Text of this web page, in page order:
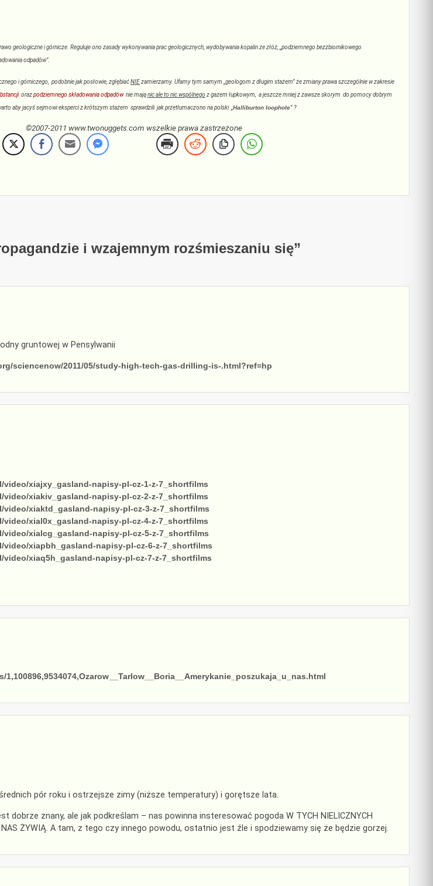
geologiczne i górnicze. Reguluje ono zasady wykonywania prac geologicznych, wydobywania kopalin ze złóż, „podziemnego bezzbiornikowego
odpadów”.
i górniczego, podobnie jak posłowie, zgłębiaćNIEzamierzamy. Ufamy tym samym „geologom z długim stażem” że zmiany prawa szczególnie w zakresie
orazpodziemnego składowania odpadównie mająnic ale to nic wspólnego z gazem łupkowym, a jeszcze mniej z zawsze skorym do pomocy dobrym
aby jacyś sejmowi eksperci z krótszym stażem sprawdzili jak przetłumaczono na polski „ Halliburton loophole” ?
©2007-2011 www.twonuggets.com wszelkie prawa zastrzeżone
i wzajemnym rozśmieszaniu się”
gruntowej w Pensylwanii
sciencenow/2011/05/study-high-tech-gas-drilling-is-.html?ref=hp
xiajxy_gasland-napisy-pl-cz-1-z-7_shortfilms
xiakiv_gasland-napisy-pl-cz-2-z-7_shortfilms
xiaktd_gasland-napisy-pl-cz-3-z-7_shortfilms
xial0x_gasland-napisy-pl-cz-4-z-7_shortfilms
xialcg_gasland-napisy-pl-cz-5-z-7_shortfilms
xiapbh_gasland-napisy-pl-cz-6-z-7_shortfilms
xiaq5h_gasland-napisy-pl-cz-7-z-7_shortfilms
pór roku i ostrzejsze zimy (niższe temperatury) i gorętsze lata.
dobrze znany, ale jak podkreślam – nas powinna insteresować pogoda W TYCH NIELICZNYCH
NAS ŻYWIĄ. A tam, z tego czy innego powodu, ostatnio jest źle i spodziewamy się że będzie gorzej.